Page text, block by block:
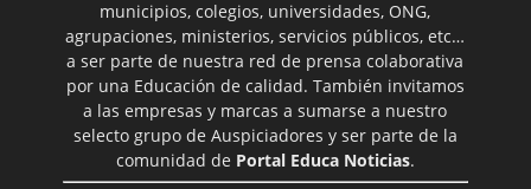
municipios, colegios, universidades, ONG,
agrupaciones, ministerios, servicios públicos, etc…
a ser parte de nuestra red de prensa colaborativa
por una Educación de calidad. También invitamos
a las empresas y marcas a sumarse a nuestro
selecto grupo de Auspiciadores y ser parte de la
comunidad de Portal Educa Noticias.